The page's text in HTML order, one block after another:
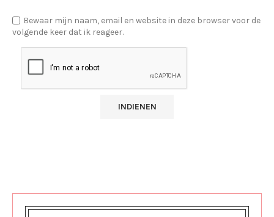
Bewaar mijn naam, email en website in deze browser voor de
volgende keer dat ik reageer.